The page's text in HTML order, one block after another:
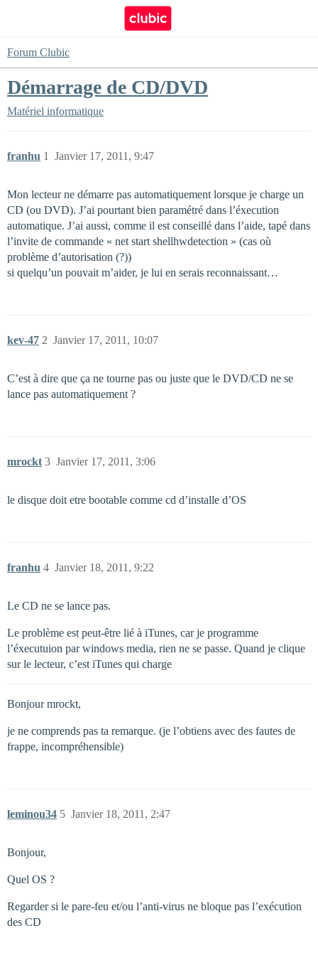
Forum Clubic
Démarrage de CD/DVD
Matériel informatique
franhu Janvier 17, 2011, 9:47
1
Mon lecteur ne démarre pas automatiquement lorsque je charge un
CD (ou DVD). J’ai pourtant bien paramétré dans l’éxecution
automatique. J’ai aussi, comme il est conseillé dans l’aide, tapé dans
l’invite de commande « net start shellhwdetection » (cas où
problème d’autorisation (?))
si quelqu’un pouvait m’aider, je lui en serais reconnaissant…
kev-47 Janvier 17, 2011, 10:07
2
C’est à dire que ça ne tourne pas ou juste que le DVD/CD ne se
lance pas automatiquement ?
mrockt Janvier 17, 2011, 3:06
3
le disque doit etre bootable comme cd d’installe d’OS
franhu Janvier 18, 2011, 9:22
4
Le CD ne se lance pas.
Le problème est peut-être lié à iTunes, car je programme
l’éxecutuion par windows media, rien ne se passe. Quand je clique
sur le lecteur, c’est iTunes qui charge
Bonjour mrockt,
je ne comprends pas ta remarque. (je l’obtiens avec des fautes de
frappe, incompréhensible)
leminou34 Janvier 18, 2011, 2:47
5
Bonjour,
Quel OS ?
Regarder si le pare-feu et/ou l’anti-virus ne bloque pas l’exécution
des CD